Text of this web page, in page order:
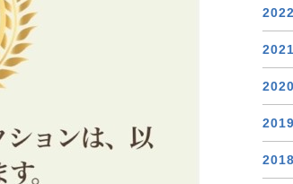
2022
2021
2020
2019
2018